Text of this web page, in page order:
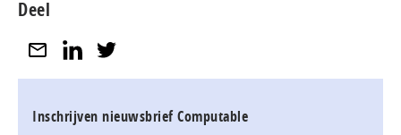
Deel
Inschrijven nieuwsbrief Computable